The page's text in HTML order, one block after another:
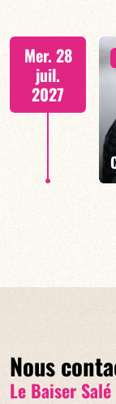
Mer. 28
juil.
2027
Nous
Le Baiser Salé